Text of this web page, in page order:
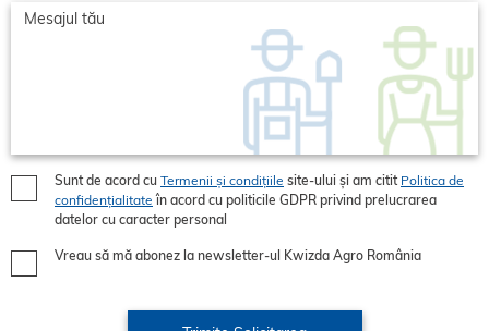
Sunt de acord cu Termenii și condițiile site-ului și am citit Politica de
confidențialitate în acord cu politicile GDPR privind prelucrarea
datelor cu caracter personal
Vreau să mă abonez la newsletter-ul Kwizda Agro România